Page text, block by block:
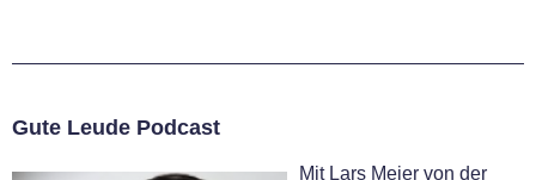
Gute Leude Podcast
Mit Lars Meier von der